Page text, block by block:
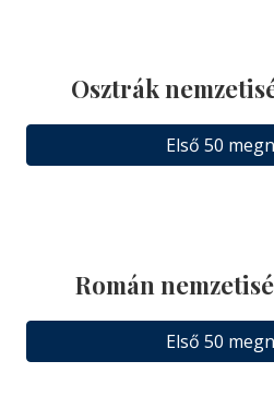
Osztrák
Első 50
Román
Első 50